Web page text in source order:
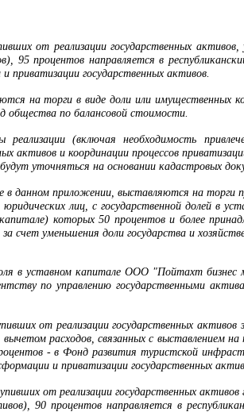
от реализации государственных
95 процентов направляется в
приватизации государственных активов.
на торги в виде доли или имущественных
общества по балансовой стоимости.
(включая необходимость
активов и координации процессов
уточняться на основании кадастровых
в данном приложении, выставляются на торги
юридических лиц, с государственной долей в
которых 50 процентов и более
счет уменьшения доли государства и
в уставном капитале ООО "Пойтахт
по управлению государственными
от реализации государственных
расходов, связанных с выставлением
- в Фонд развития туристской
и приватизации государственных
от реализации государственных
90 процентов направляется в